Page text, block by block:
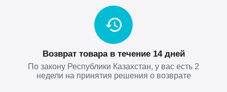
Возврат товара в течение 14 дней
По закону Республики Казахстан, у вас есть 2
недели на принятия решения о возврате